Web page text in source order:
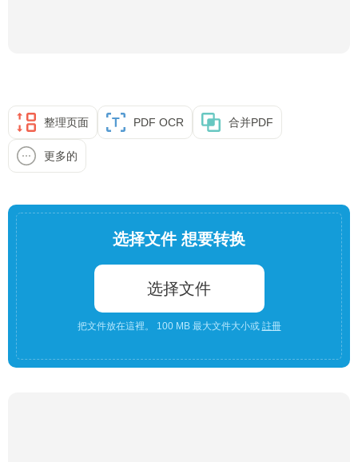
整理页面 PDF OCR 合并PDF
更多的
选择文件 想要转换
选择文件
把文件放在這裡。 100 MB 最大文件大小或 註冊